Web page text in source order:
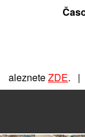
ZDE. |